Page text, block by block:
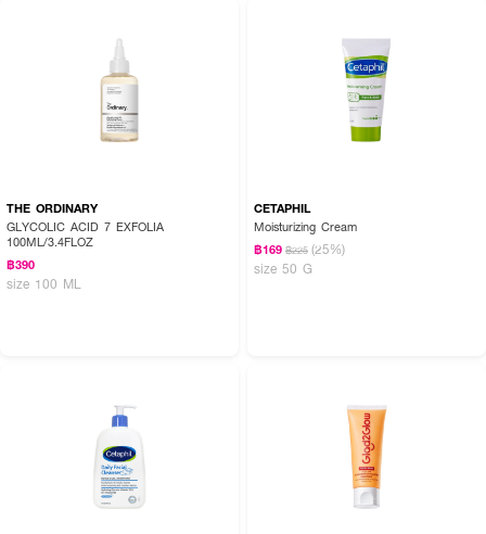
THE ORDINARY
GLYCOLIC ACID 7 EXFOLIA
100ML/3.4FLOZ
฿390
size 100 ML
CETAPHIL
Moisturizing Cream
฿169 ฿225 (25%)
size 50 G